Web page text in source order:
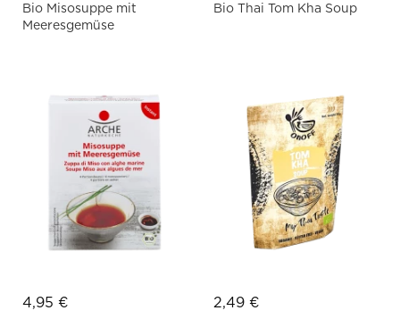
Bio Misosuppe mit
Meeresgemüse
4,95 €
Bio Thai Tom Kha Soup
2,49 €